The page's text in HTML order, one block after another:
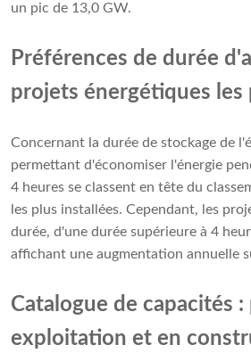
un pic de 13,0 GW.
Préférences de durée
projets énergétiques les
Concernant la durée de stockage de
permettant d'économiser l'énergie
4 heures se classent en tête du
les plus installées. Cependant, les
durée, d'une durée supérieure à 4
affichant une augmentation annuelle
Catalogue de capacités
exploitation et en